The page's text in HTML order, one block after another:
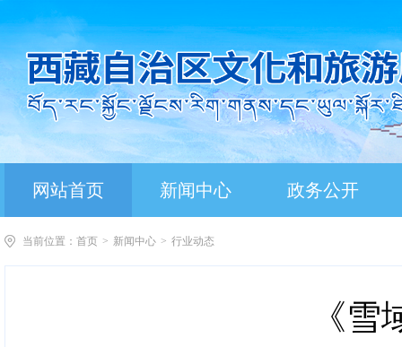
网站首页 新闻中心 政务公开
当前位置： 首页 > 新闻中心 > 行业动态
《